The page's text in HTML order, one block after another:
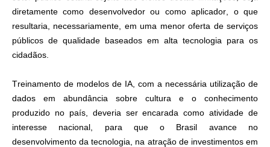
diretamente como desenvolvedor ou como aplicador, o que
resultaria, necessariamente, em uma menor oferta de serviços
públicos de qualidade baseados em alta tecnologia para os
cidadãos.
Treinamento de modelos de IA, com a necessária utilização de
dados em abundância sobre cultura e o conhecimento
produzido no país, deveria ser encarada como atividade de
interesse nacional, para que o Brasil avance no
desenvolvimento da tecnologia, na atração de investimentos em